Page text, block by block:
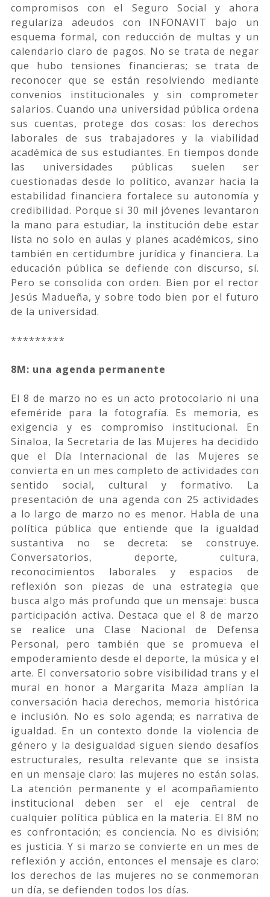
compromisos con el Seguro Social y ahora
regulariza adeudos con INFONAVIT bajo un
esquema formal, con reducción de multas y un
calendario claro de pagos. No se trata de negar
que hubo tensiones financieras; se trata de
reconocer que se están resolviendo mediante
convenios institucionales y sin comprometer
salarios. Cuando una universidad pública ordena
sus cuentas, protege dos cosas: los derechos
laborales de sus trabajadores y la viabilidad
académica de sus estudiantes. En tiempos donde
las universidades públicas suelen ser
cuestionadas desde lo político, avanzar hacia la
estabilidad financiera fortalece su autonomía y
credibilidad. Porque si 30 mil jóvenes levantaron
la mano para estudiar, la institución debe estar
lista no solo en aulas y planes académicos, sino
también en certidumbre jurídica y financiera. La
educación pública se defiende con discurso, sí.
Pero se consolida con orden. Bien por el rector
Jesús Madueña, y sobre todo bien por el futuro
de la universidad.
*********
8M: una agenda permanente
El 8 de marzo no es un acto protocolario ni una
efeméride para la fotografía. Es memoria, es
exigencia y es compromiso institucional. En
Sinaloa, la Secretaria de las Mujeres ha decidido
que el Día Internacional de las Mujeres se
convierta en un mes completo de actividades con
sentido social, cultural y formativo. La
presentación de una agenda con 25 actividades
a lo largo de marzo no es menor. Habla de una
política pública que entiende que la igualdad
sustantiva no se decreta: se construye.
Conversatorios, deporte, cultura,
reconocimientos laborales y espacios de
reflexión son piezas de una estrategia que
busca algo más profundo que un mensaje: busca
participación activa. Destaca que el 8 de marzo
se realice una Clase Nacional de Defensa
Personal, pero también que se promueva el
empoderamiento desde el deporte, la música y el
arte. El conversatorio sobre visibilidad trans y el
mural en honor a Margarita Maza amplían la
conversación hacia derechos, memoria histórica
e inclusión. No es solo agenda; es narrativa de
igualdad. En un contexto donde la violencia de
género y la desigualdad siguen siendo desafíos
estructurales, resulta relevante que se insista
en un mensaje claro: las mujeres no están solas.
La atención permanente y el acompañamiento
institucional deben ser el eje central de
cualquier política pública en la materia. El 8M no
es confrontación; es conciencia. No es división;
es justicia. Y si marzo se convierte en un mes de
reflexión y acción, entonces el mensaje es claro:
los derechos de las mujeres no se conmemoran
un día, se defienden todos los días.